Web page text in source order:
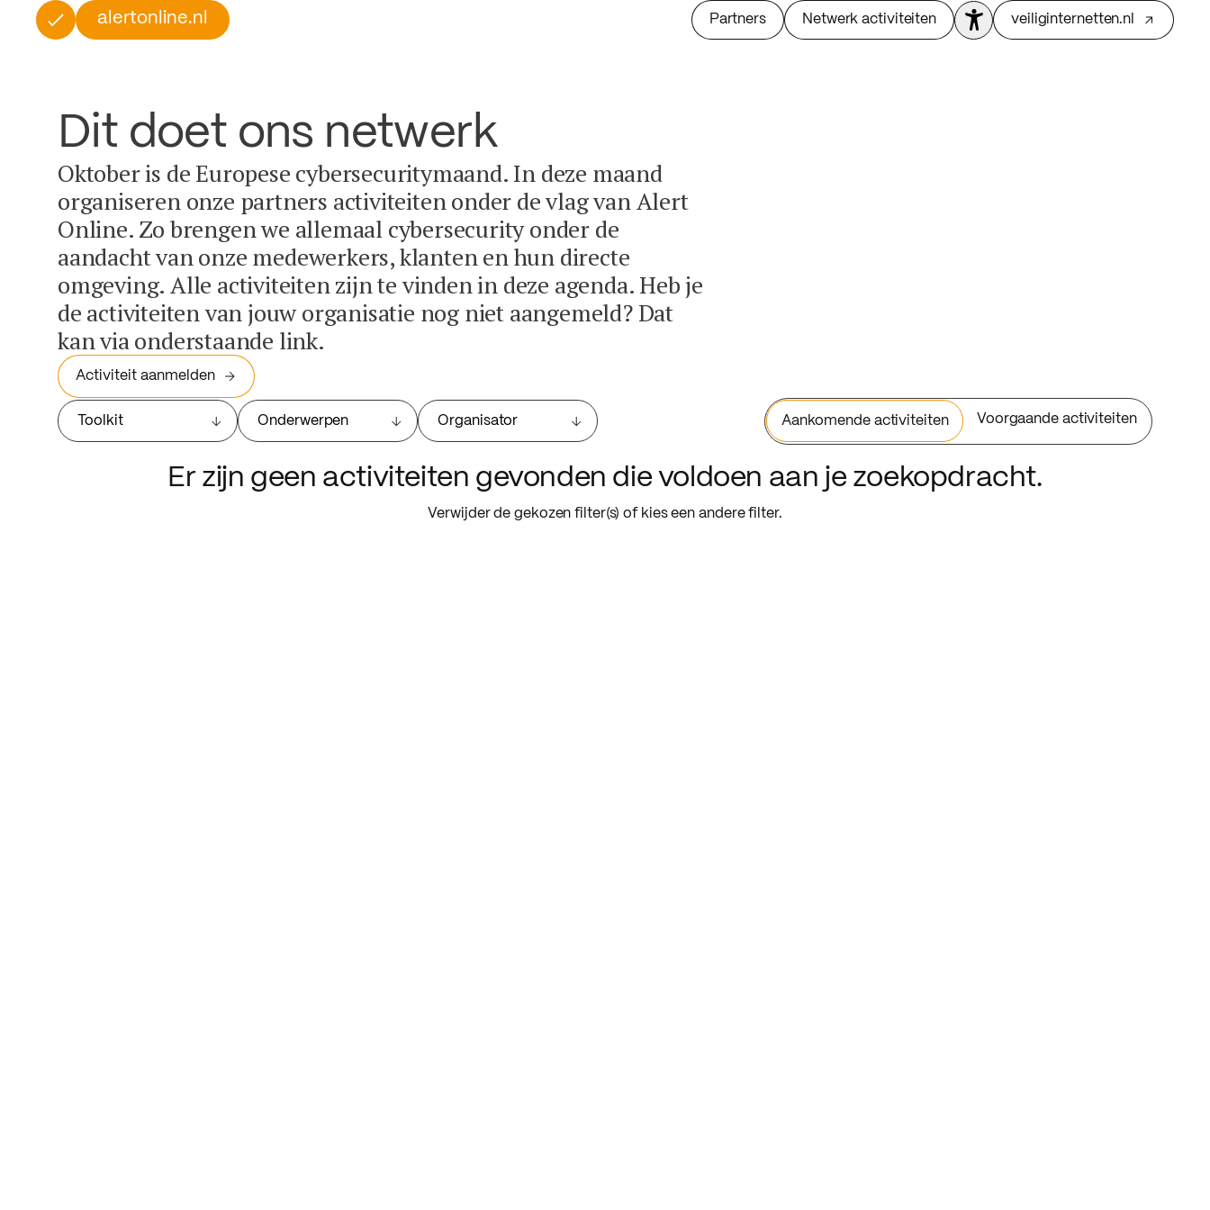
alertonline.nl Partners Netwerk activiteiten veiliginternetten.nl
Dit doet ons netwerk
Oktober is de Europese cybersecuritymaand. In deze maand
organiseren onze partners activiteiten onder de vlag van Alert
Online. Zo brengen we allemaal cybersecurity onder de
aandacht van onze medewerkers, klanten en hun directe
omgeving. Alle activiteiten zijn te vinden in deze agenda. Heb je
de activiteiten van jouw organisatie nog niet aangemeld? Dat
kan via onderstaande link.
Activiteit aanmelden
Toolkit Onderwerpen Organisator Aankomende activiteiten Voorgaande activiteiten
Er zijn geen activiteiten gevonden die voldoen aan je zoekopdracht.
Verwijder de gekozen filter(s) of kies een andere filter.